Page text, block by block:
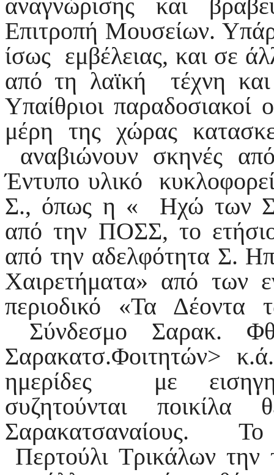
αναγνώρισης και
Επιτροπή Μουσείων.
ίσως εμβέλειας, και σε
από τη λαϊκή τέχνη
Υπαίθριοι
μέρη της χώρας
αναβιώνουν σκηνές
Έντυπο υλικό
Σ., όπως η « Ηχώ των
από την ΠΟΣΣ, το
από την αδελφότητα Σ.
Χαιρετήματα» από των
περιοδικό «Τα Δέοντα
Σύνδεσμο Σαρακ.
Σαρακατσ.Φοιτητών>
ημερίδες με
συζητούνται
Σαρακατσαναίους.
Περτούλι Τρικάλων την